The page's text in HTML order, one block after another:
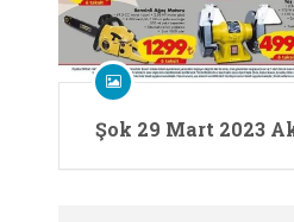
Şok 29 Mart 2023